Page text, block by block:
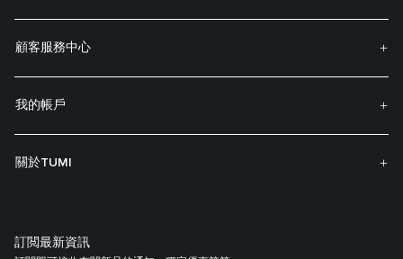
顧客服務中心
我的帳戶
關於TUMI
訂閲最新資訊